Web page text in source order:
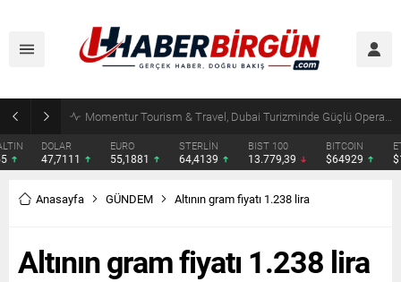
Erdoğan, Suudi Arabistan’da Muhammed Bin Selman ve Şahbaz Şerif ile Görüşecek
DOLAR
47,7111 55,1881
STERLİN
64,4139
BIST 100
13.779,39
BITCOIN
$64929
Anasayfa GÜNDEM Altının gram fiyatı 1.238 lira
Altının gram fiyatı 1.238 lira